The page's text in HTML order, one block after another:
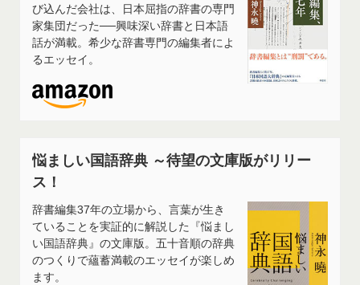
び込んだ会社は、日本屈指の辞書の専門
家集団だった──興味深い辞書と日本語
話が満載。希少な辞書専門の編集者によ
るエッセイ。
悩ましい国語辞典 ～待望の文庫版がリリー
ス！
辞書編集37年の立場から、言葉が生き
ていることを実証的に解説した『悩まし
い国語辞典』の文庫版。五十音順の辞典
のつくりで蘊蓄満載のエッセイが楽しめ
ます。